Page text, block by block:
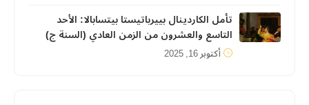
تأمل الكاردينال بييرباتيستا بيتسابالا: الأحد
التاسع والعشرون من الزمن العادي (السنة ج)
أكتوبر 16, 2025